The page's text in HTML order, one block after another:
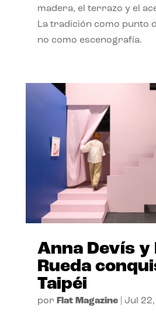
madera, el terrazo y el
La tradición como punto
no como escenografía.
Anna Devís y
Rueda
Taipéi
por Flat Magazine| Jul